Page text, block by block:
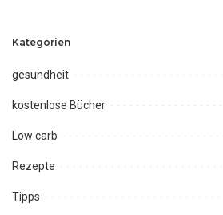
Kategorien
gesundheit
kostenlose Bücher
Low carb
Rezepte
Tipps